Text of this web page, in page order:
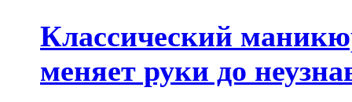
Классический
меняет руки до